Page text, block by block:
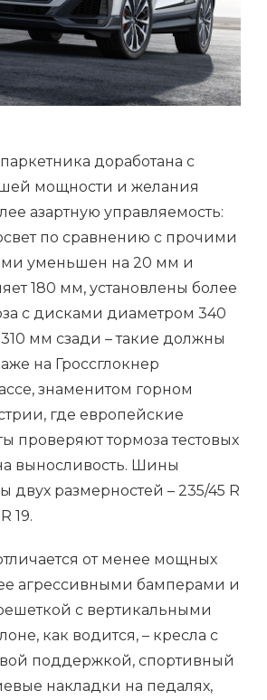
доработана с
мощности и желания
азартную управляемость:
по сравнению с прочими
уменьшен на 20 мм и
180 мм, установлены более
с дисками диаметром 340
мм сзади – такие должны
на Гроссглокнер
знаменитом горном
где европейские
проверяют тормоза тестовых
выносливость. Шины
двух размерностей – 235/45 R
19.
от менее мощных
агрессивными бамперами и
с вертикальными
как водится, – кресла с
поддержкой, спортивный
накладки на педалях,